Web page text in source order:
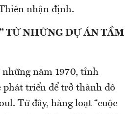
nhận định.
TỪ NHỮNG DỰ ÁN TẦM
năm 1970, tỉnh
phát triển để trở thành đô
Từ đây, hàng loạt “cuộc